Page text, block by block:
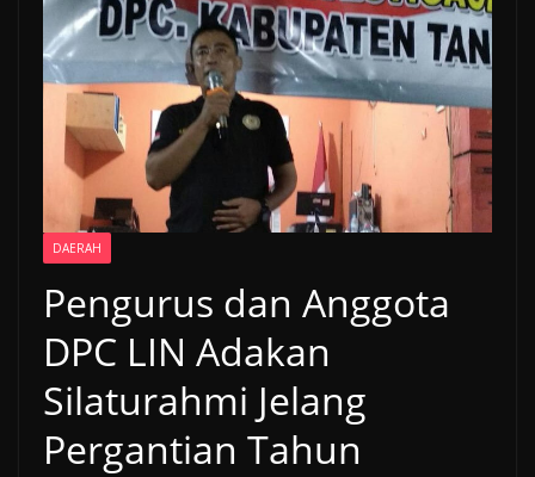
DAERAH
Pengurus dan Anggota
DPC LIN Adakan
Silaturahmi Jelang
Pergantian Tahun